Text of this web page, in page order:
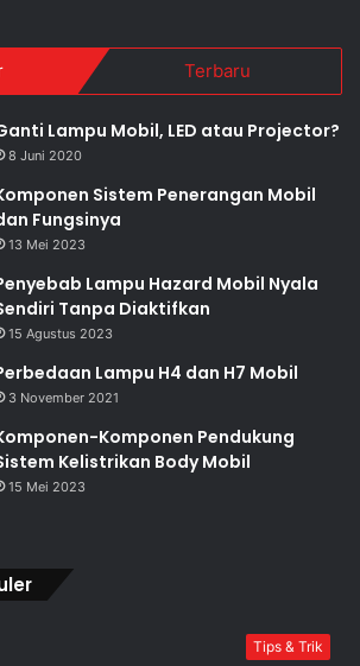
Terbaru
Lampu Mobil, LED atau Projector?
8 Juni 2020
Sistem Penerangan Mobil
Fungsinya
13 Mei 2023
Lampu Hazard Mobil Nyala
Tanpa Diaktifkan
15 Agustus 2023
Lampu H4 dan H7 Mobil
3 November 2021
Komponen Pendukung
Kelistrikan Body Mobil
15 Mei 2023
Tips & Trik